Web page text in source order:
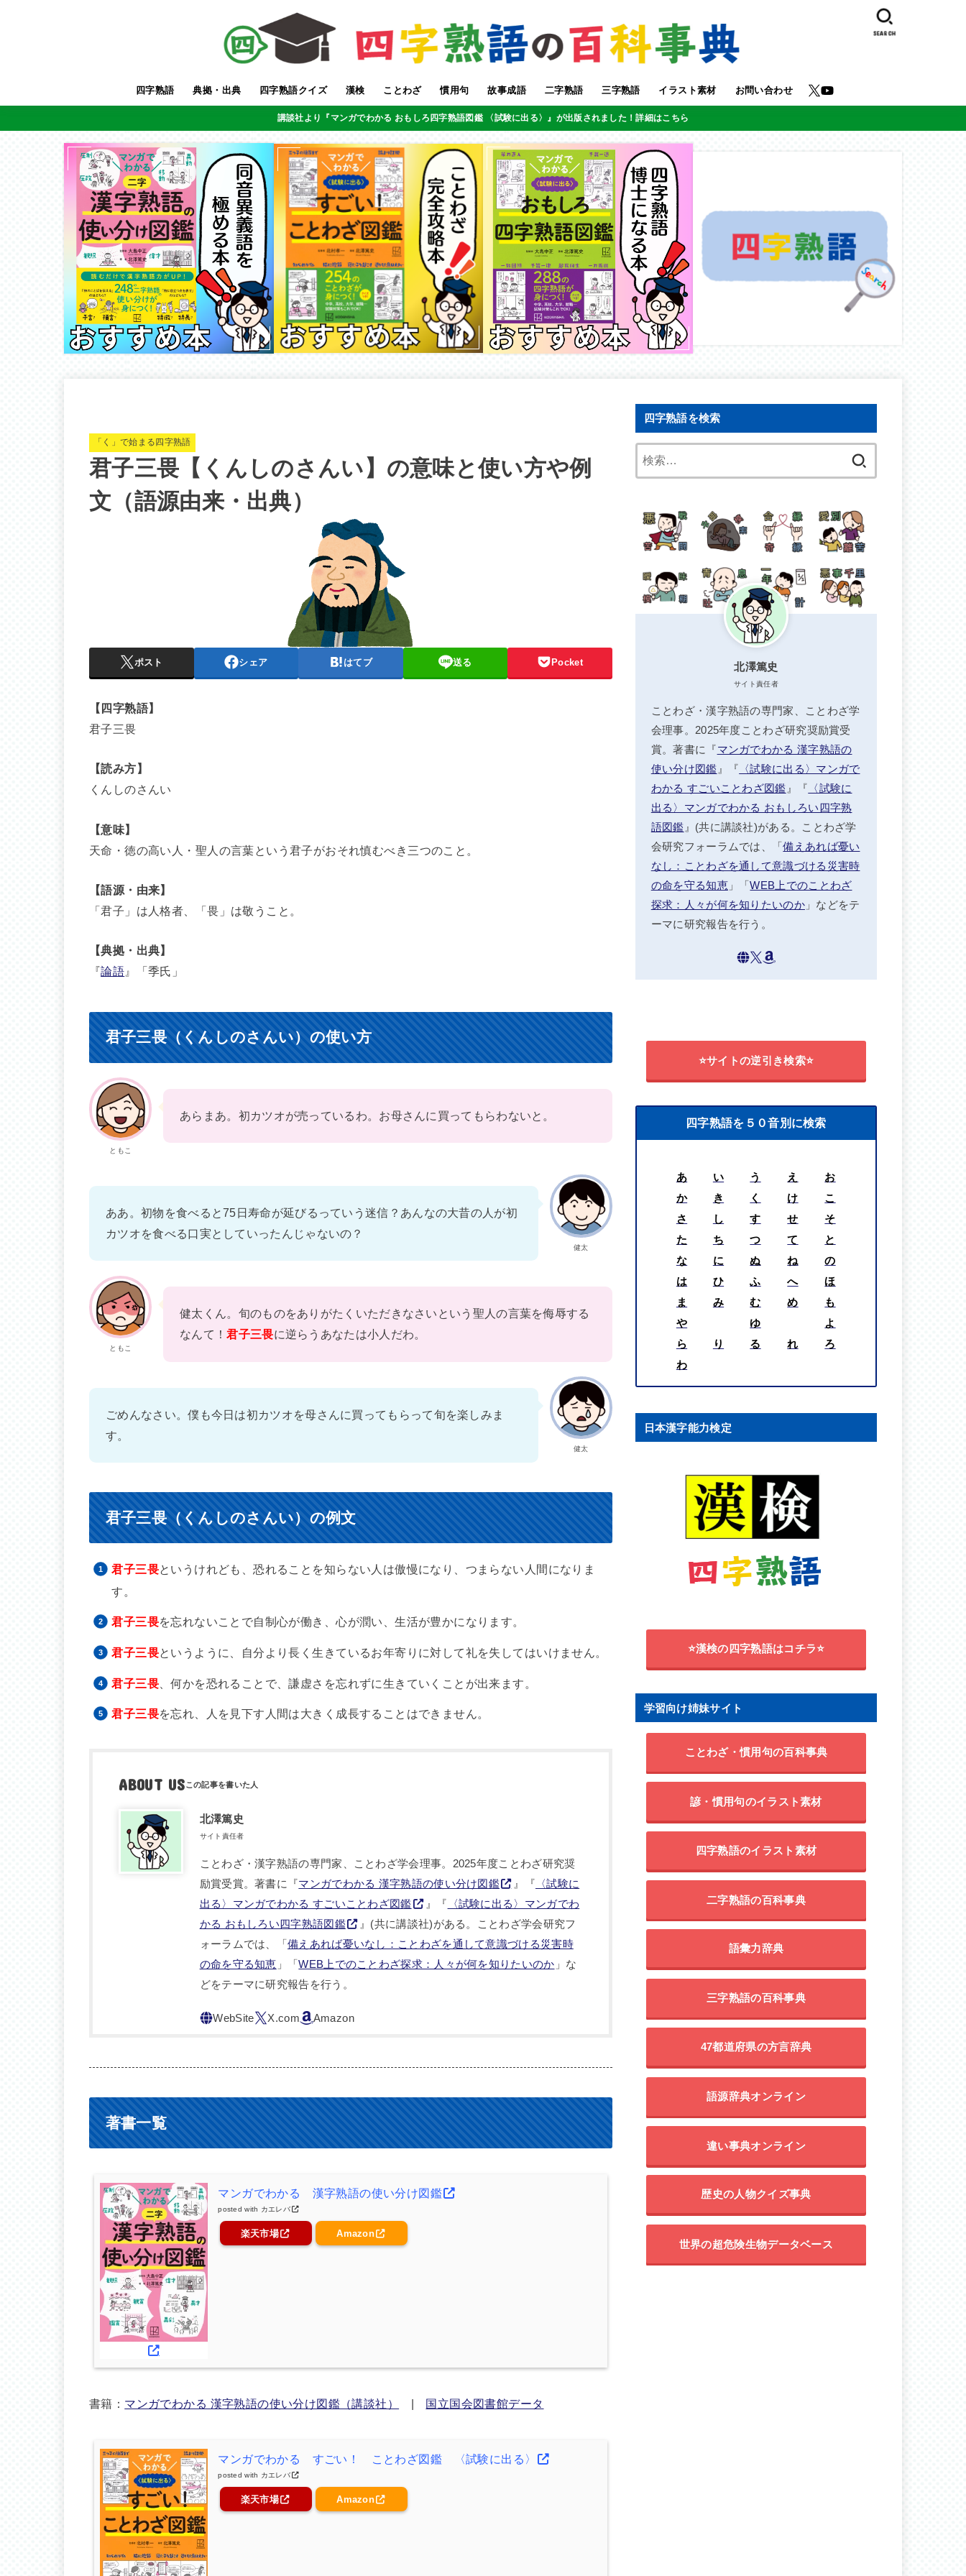
四字熟語 典拠・出典 四字熟語クイズ 漢検 ことわざ 慣用句 故事成語 二字熟語 三字熟語 イラスト素材 お問い合わせ
SEARCH
講談社より『マンガでわかる おもしろ四字熟語図鑑 〈試験に出る〉』が出版されました！詳細はこちら
「く」で始まる四字熟語
君子三畏【くんしのさんい】の意味と使い方や例
文（語源由来・出典）
ポスト シェア はてブ 送る Pocket
【四字熟語】
君子三畏
【読み方】
くんしのさんい
【意味】
天命・徳の高い人・聖人の言葉という君子がおそれ慎むべき三つのこと。
【語源・由来】
「君子」は人格者、「畏」は敬うこと。
【典拠・出典】
『論語 』「季氏」
君子三畏（くんしのさんい）の使い方
ともこ
あらまあ。初カツオが売っているわ。お母さんに買ってもらわないと。
健太
ああ。初物を食べると75日寿命が延びるっていう迷信？あんなの大昔の人が初
カツオを食べる口実としていったんじゃないの？
ともこ
健太くん。旬のものをありがたくいただきなさいという聖人の言葉を侮辱する
なんて！君子三畏に逆らうあなたは小人だわ。
健太
ごめんなさい。僕も今日は初カツオを母さんに買ってもらって旬を楽しみま
す。
君子三畏（くんしのさんい）の例文
君子三畏というけれども、恐れることを知らない人は傲慢になり、つまらない人間になりま
す。
君子三畏を忘れないことで自制心が働き、心が潤い、生活が豊かになります。
君子三畏というように、自分より長く生きているお年寄りに対して礼を失してはいけません。
君子三畏、何かを恐れることで、謙虚さを忘れずに生きていくことが出来ます。
君子三畏を忘れ、人を見下す人間は大きく成長することはできません。
ABOUT US
北澤篤史
サイト責任者
ことわざ・漢字熟語の専門家、ことわざ学会理事。2025年度ことわざ研究奨
励賞受賞。著書に『マンガでわかる 漢字熟語の使い分け図鑑 』『 〈試験に
出る〉マンガでわかる すごいことわざ図鑑
』『 〈試験に出る〉マンガでわ
かる おもしろい四字熟語図鑑
』(共に講談社)がある。ことわざ学会研究フ
ォーラムでは、「備えあれば憂いなし：ことわざを通して意識づける災害時
の命を守る知恵 」「WEB上でのことわざ探求：人々が何を知りたいのか 」な
どをテーマに研究報告を行う。
著書一覧
マンガでわかる 漢字熟語の使い分け図鑑
posted with カエレバ
楽天市場 Amazon
書籍： マンガでわかる 漢字熟語の使い分け図鑑（講談社） 国立国会図書館データ
マンガでわかる すごい！ ことわざ図鑑 〈試験に出る〉
posted with カエレバ
楽天市場 Amazon
四字熟語を検索
北澤篤史
サイト責任者
ことわざ・漢字熟語の専門家、ことわざ学
会理事。2025年度ことわざ研究奨励賞受
賞。著書に『マンガでわかる 漢字熟語の
使い分け図鑑 』『 〈試験に出る〉マンガで
わかる すごいことわざ図鑑 』『 〈試験に
出る〉マンガでわかる おもしろい四字熟
語図鑑 』(共に講談社)がある。ことわざ学
会研究フォーラムでは、「備えあれば憂い
なし：ことわざを通して意識づける災害時
の命を守る知恵」「WEB上でのことわざ
探求：人々が何を知りたいのか」などをテ
ーマに研究報告を行う。
⭐サイトの逆引き検索⭐
四字熟語を５０音別に検索
あ い う え
お
か
き く け
こ
さ
し す せ
そ
た
ち つ て
と
な
に ぬ ね
の
は
ひ ふ へ
ほ
ま
み む め
も
や
ゆ
よ
ら
り る れ
ろ
わ
日本漢字能力検定
⭐漢検の四字熟語はコチラ⭐
学習向け姉妹サイト
ことわざ・慣用句の百科事典
諺・慣用句のイラスト素材
四字熟語のイラスト素材
二字熟語の百科事典
語彙力辞典
三字熟語の百科事典
47都道府県の方言辞典
語源辞典オンライン
違い事典オンライン
歴史の人物クイズ事典
世界の超危険生物データベース